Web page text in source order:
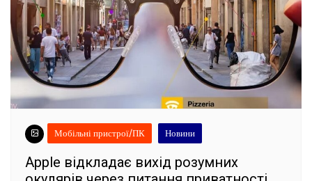
Мобільні пристрої/ПК Новини
Apple відкладає вихід розумних